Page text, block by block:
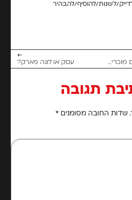
לשנות/להוסיף/להבהיר
לחנות הפלאפל דרושים מוכרים עם שמחת חיים :)
←
עסק או לונה פארק?
תגובה
שדות החובה מסומנים *